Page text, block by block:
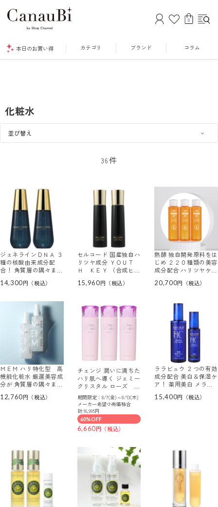
0
本日のお買い得 カテゴリ ブランド コラム
化粧水
36件
ジェネラインＤＮＡ ３
種の核酸由来成分配
合！ 角質層の隅々まで
肌へ導く ジェネライン
２本セット
14,300
セルコード 国産独自ハ
リツヤ成分 ＹＯＵＴ
Ｈ ＫＥＹ （合成ヒト
ド－９２）配合 ユース
セット
15,960
熟酵 独自開発原料をは
じめ ２２０種類の美容
成分配合 ハリツヤケア
ス ローションＤＸ デ
20,700
ＭＥＭ ハリ特化型 高
機能化粧水 厳選美容成
分が 角質層の隅々まで
リツヤ肌へ！ エッセン
12,760
チェンジ 潤いに満ちた
ハリ肌へ導く ジェミー
クリスタル ローズ ロ
ーション ３本セット
期間限定：8/7(金)～8/13(木)
メーカー希望小売価格合
計:16,995円
60%OFF
6,660
ララビュウ ２つの有効
成分配合 美白＆保湿ケ
ア！ 薬用美白 メラノ
ｌサイズ＆ １００ｍｌ
15,400